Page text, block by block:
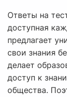
Ответы на
доступная
предлагает
свои знания
делает
доступ к
общества.